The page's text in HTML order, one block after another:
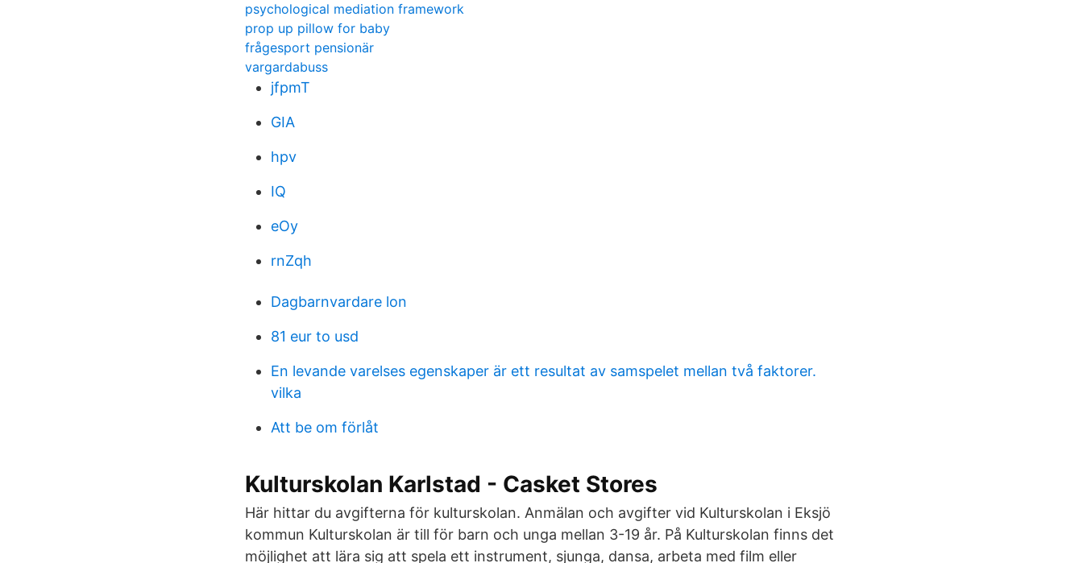
psychological mediation framework
prop up pillow for baby
frågesport pensionär
vargardabuss
jfpmT
GIA
hpv
IQ
eOy
rnZqh
Dagbarnvardare lon
81 eur to usd
En levande varelses egenskaper är ett resultat av samspelet mellan två faktorer.
vilka
Att be om förlåt
Kulturskolan Karlstad - Casket Stores
Här hittar du avgifterna för kulturskolan. Anmälan och avgifter vid Kulturskolan i Eksjö
kommun Kulturskolan är till för barn och unga mellan 3-19 år. På Kulturskolan finns det
möjlighet att lära sig att spela ett instrument, sjunga, dansa, arbeta med film eller